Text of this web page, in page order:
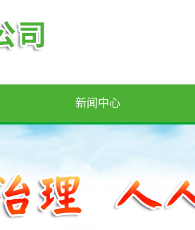
新闻中心